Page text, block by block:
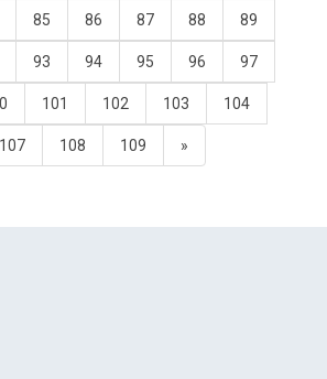
85 86 87 88 89
93 94 95 96 97
101 102 103 104
107 108 109 »